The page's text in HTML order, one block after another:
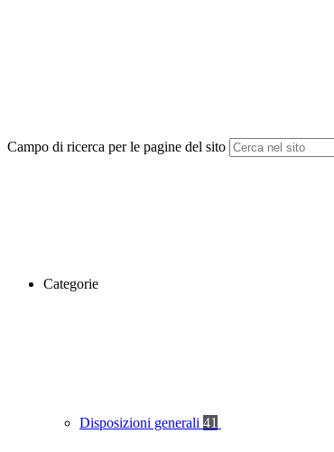
Campo di ricerca per le pagine del sito
Categorie
Disposizioni generali 41